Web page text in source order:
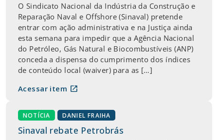
O Sindicato Nacional da Indústria da Construção e
Reparação Naval e Offshore (Sinaval) pretende
entrar com ação administrativa e na Justiça ainda
esta semana para impedir que a Agência Nacional
do Petróleo, Gás Natural e Biocombustíveis (ANP)
conceda a dispensa do cumprimento dos índices
de conteúdo local (waiver) para as […]
Acessar item open_in_new
NOTÍCIA DANIEL FRAIHA
Sinaval rebate Petrobrás